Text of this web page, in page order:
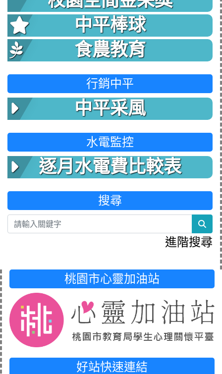
中平棒球
食農教育
行銷中平
中平采風
水電監控
逐月水電費比較表
搜尋
進階搜尋
桃園市心靈加油站
好站快速連結